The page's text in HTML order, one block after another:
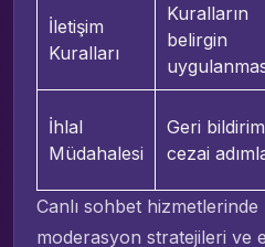
İletişim
Kuralları
Kuralların
belirgin
İhlal
Müdahalesi
Geri
cezai
Canlı sohbet
moderasyon stratejileri ve